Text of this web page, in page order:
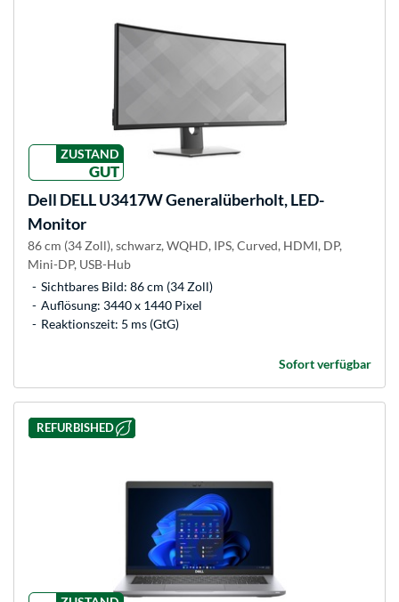
ZUSTAND
GUT
Dell DELL U3417W Generalüberholt, LED-
Monitor
86 cm (34 Zoll), schwarz, WQHD, IPS, Curved, HDMI, DP,
Mini-DP, USB-Hub
Sichtbares Bild: 86 cm (34 Zoll)
Auflösung: 3440 x 1440 Pixel
Reaktionszeit: 5 ms (GtG)
Sofort verfügbar
REFURBISHED